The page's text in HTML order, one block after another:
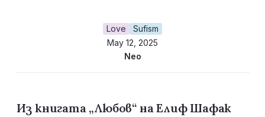
Love
Sufism
May 12, 2025
Neo
Из книгата „Любов“ на Елиф Шафак